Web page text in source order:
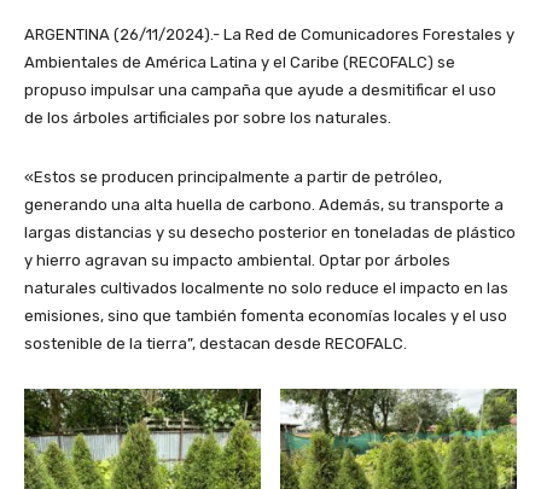
ARGENTINA (26/11/2024).- La Red de Comunicadores Forestales y
Ambientales de América Latina y el Caribe (RECOFALC) se
propuso impulsar una campaña que ayude a desmitificar el uso
de los árboles artificiales por sobre los naturales.
«Estos se producen principalmente a partir de petróleo,
generando una alta huella de carbono. Además, su transporte a
largas distancias y su desecho posterior en toneladas de plástico
y hierro agravan su impacto ambiental. Optar por árboles
naturales cultivados localmente no solo reduce el impacto en las
emisiones, sino que también fomenta economías locales y el uso
sostenible de la tierra”, destacan desde RECOFALC.